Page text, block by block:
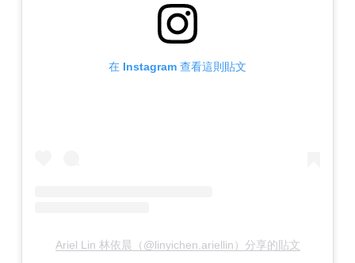
在 Instagram 查看這則貼文
Ariel Lin 林依晨（@linyichen.ariellin）分享的貼文